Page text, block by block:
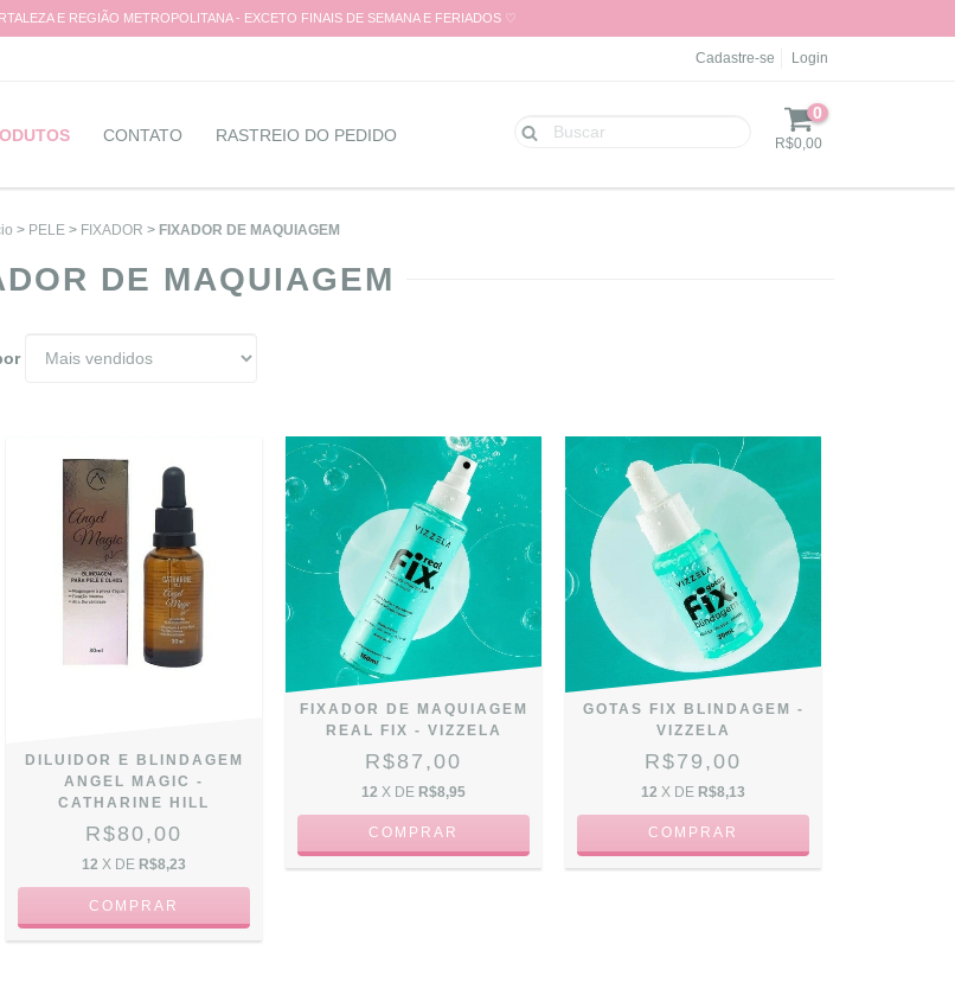
E REGIÃO METROPOLITANA - EXCETO FINAIS DE SEMANA E FERIADOS ♡
Cadastre-se Login
CONTATO RASTREIO DO PEDIDO
0
R$0,00
> PELE > FIXADOR > FIXADOR DE MAQUIAGEM
DE MAQUIAGEM
DILUIDOR E BLINDAGEM
ANGEL MAGIC -
CATHARINE HILL
R$80,00
12 X DE R$8,23
FIXADOR DE MAQUIAGEM
REAL FIX - VIZZELA
R$87,00
12 X DE R$8,95
GOTAS FIX BLINDAGEM -
VIZZELA
R$79,00
12 X DE R$8,13